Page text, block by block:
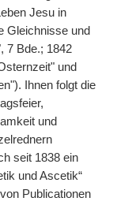
Jesu in
Gleichnisse und
7 Bde.; 1842
und
Ihnen folgt die
und
seit 1838 ein
und Ascetik“
Publicationen